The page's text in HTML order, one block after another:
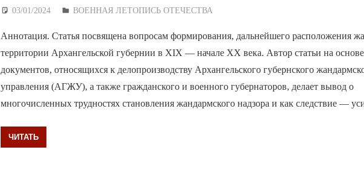
03/01/2024 Дежурный по Редакции
ВОЕННАЯ ЛЕТОПИСЬ ОТЕЧЕСТВА
Аннотация. Статья посвящена вопросам формирования, дальнейшего расположения
территории Архангельской губернии в XIX — начале XX века. Автор статьи на
документов, относящихся к делопроизводству Архангельского губернского
управления (АГЖУ), а также гражданского и военного губернаторов, делает вывод о
многочисленных трудностях становления жандармского надзора и как следствие —
ЧИТАТЬ